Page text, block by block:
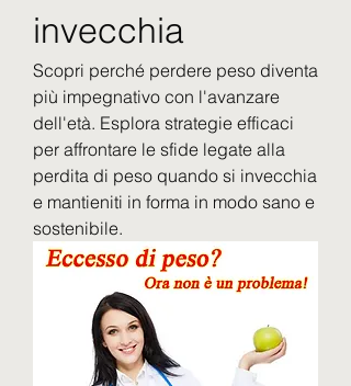
invecchia
Scopri perché perdere peso diventa
più impegnativo con l'avanzare
dell'età. Esplora strategie efficaci
per affrontare le sfide legate alla
perdita di peso quando si invecchia
e mantieniti in forma in modo sano e
sostenibile.